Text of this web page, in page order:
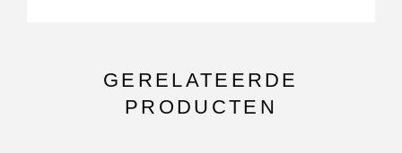
GERELATEERDE
PRODUCTEN